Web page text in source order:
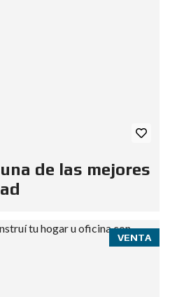
de las mejores
VENTA